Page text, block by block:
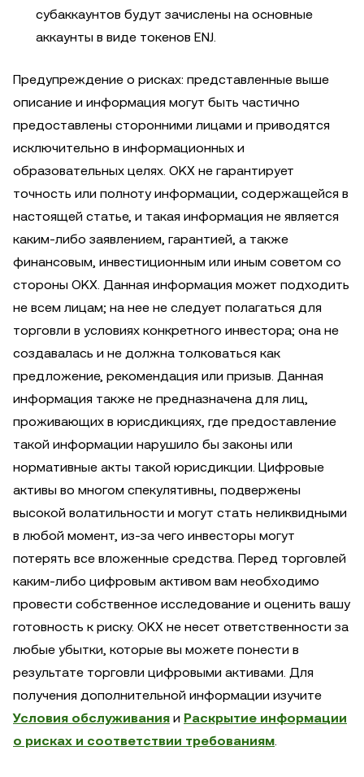
субаккаунтов будут зачислены на основные
аккаунты в виде токенов ENJ.
Предупреждение о рисках: представленные выше
описание и информация могут быть частично
предоставлены сторонними лицами и приводятся
исключительно в информационных и
образовательных целях. OKX не гарантирует
точность или полноту информации, содержащейся в
настоящей статье, и такая информация не является
каким-либо заявлением, гарантией, а также
финансовым, инвестиционным или иным советом со
стороны OKX. Данная информация может подходить
не всем лицам; на нее не следует полагаться для
торговли в условиях конкретного инвестора; она не
создавалась и не должна толковаться как
предложение, рекомендация или призыв. Данная
информация также не предназначена для лиц,
проживающих в юрисдикциях, где предоставление
такой информации нарушило бы законы или
нормативные акты такой юрисдикции. Цифровые
активы во многом спекулятивны, подвержены
высокой волатильности и могут стать неликвидными
в любой момент, из-за чего инвесторы могут
потерять все вложенные средства. Перед торговлей
каким-либо цифровым активом вам необходимо
провести собственное исследование и оценить вашу
готовность к риску. OKX не несет ответственности за
любые убытки, которые вы можете понести в
результате торговли цифровыми активами. Для
получения дополнительной информации изучите
Условия обслуживания и Раскрытие информации
о рисках и соответствии требованиям.